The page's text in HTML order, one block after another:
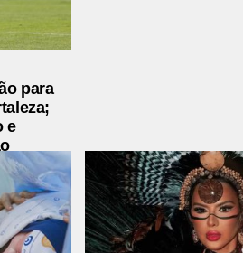
cheio de urubus e
situação?
veneno, e o cheiro chega
atenção de um deles pode
para
e